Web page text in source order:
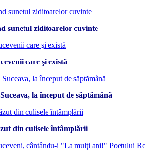
sunetul ziditoarelor cuvinte
care şi există
la început de săptămână
din culisele întâmplării